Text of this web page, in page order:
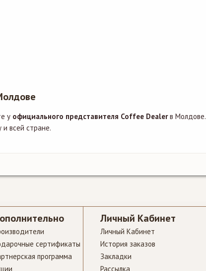
у официального представителя Coffee Dealerв
всей стране.
сертификаты
программа
Личный Кабинет
Личный Кабинет
История заказов
Закладки
Рассылка